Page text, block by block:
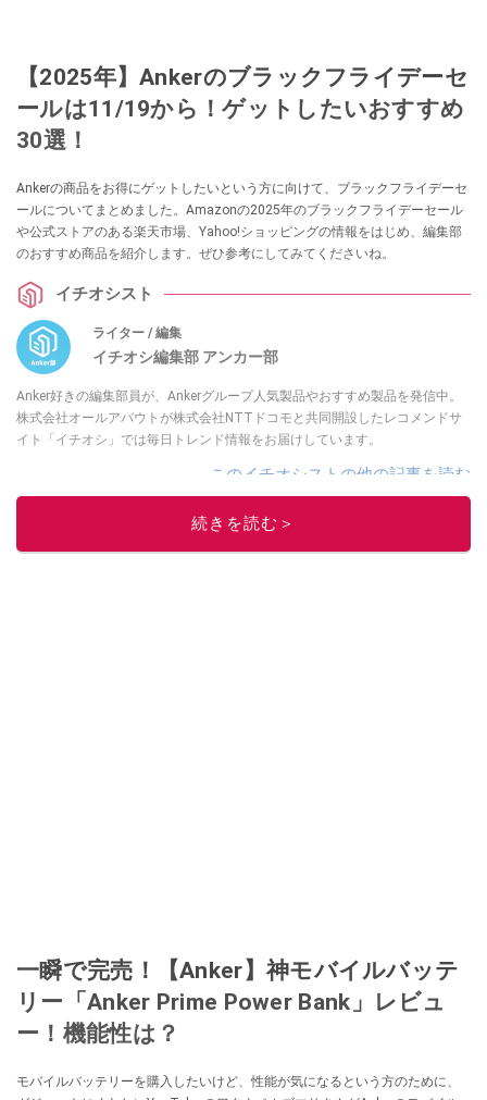
【2025年】Ankerのブラックフライデーセ
ールは11/19から！ゲットしたいおすすめ
30選！
Ankerの商品をお得にゲットしたいという方に向けて、ブラックフライデーセ
ールについてまとめました。Amazonの2025年のブラックフライデーセール
や公式ストアのある楽天市場、Yahoo!ショッピングの情報をはじめ、編集部
のおすすめ商品を紹介します。ぜひ参考にしてみてくださいね。
イチオシスト
ライター / 編集
イチオシ編集部 アンカー部
Anker好きの編集部員が、Ankerグループ人気製品やおすすめ製品を発信中。
株式会社オールアバウトが株式会社NTTドコモと共同開設したレコメンドサ
イト「イチオシ」では毎日トレンド情報をお届けしています。
このイチオシストの他の記事を読む
続きを読む＞
一瞬で完売！【Anker】神モバイルバッテ
リー「Anker Prime Power Bank」レビュ
ー！機能性は？
モバイルバッテリーを購入したいけど、性能が気になるという方のために、